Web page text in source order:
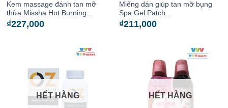
Kem massage đánh tan mỡ
thừa Missha Hot Burning...
₫227,000
Miếng dán giúp tan mỡ bụng
Spa Gel Patch...
₫211,000
HẾT HÀNG HẾT HÀNG